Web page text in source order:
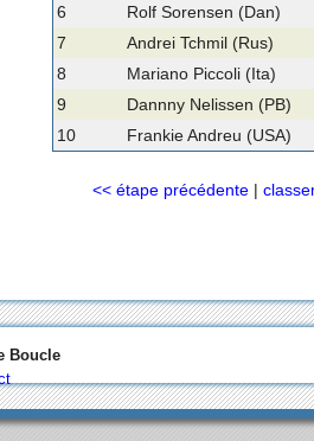
6
Rolf Sorensen (Dan)
7
Andrei Tchmil (Rus)
8
Mariano Piccoli (Ita)
9
Dannny Nelissen (PB)
10
Frankie Andreu (USA)
<< étape précédente|
Boucle